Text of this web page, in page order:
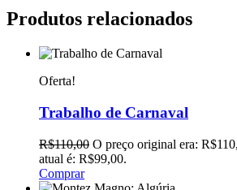
Produtos relacionados
Oferta!
Trabalho de Carnaval
R$110,00 O preço original era:
atual é: R$99,00.
Comprar